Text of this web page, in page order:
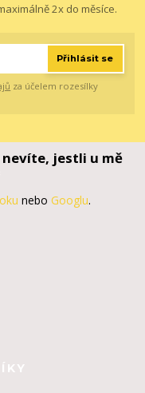
2x do měsíce.
Přihlásit se
za účelem rozesílky
nevíte, jestli u mě
nebo Googlu.